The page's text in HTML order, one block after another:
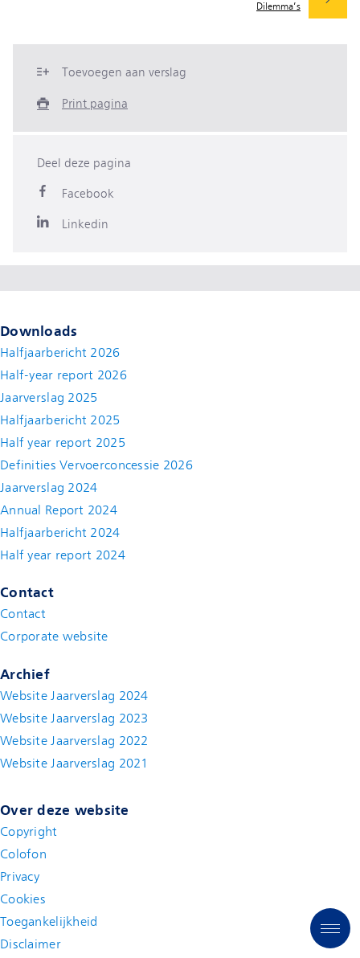
Dilemma’s
Toevoegen aan verslag
Print pagina
Deel deze pagina
Facebook
Linkedin
Downloads
Halfjaarbericht 2026
Half-year report 2026
Jaarverslag 2025
Halfjaarbericht 2025
Half year report 2025
Definities Vervoerconcessie 2026
Jaarverslag 2024
Annual Report 2024
Halfjaarbericht 2024
Half year report 2024(new window)
Contact
Contact(new window)
Corporate website
Archief
Website Jaarverslag 2024
Website Jaarverslag 2023
Website Jaarverslag 2022
Website Jaarverslag 2021
Over deze website
Copyright
Colofon
Privacy
Cookies
Toegankelijkheid
Disclaimer(new window)